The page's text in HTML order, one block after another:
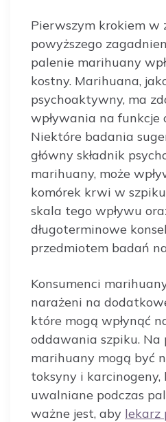
Pierwszym krokiem w
powyższego
palenie marihuany
kostny. Marihuana,
psychoaktywny, ma
wpływania na funkcje
Niektóre badania
główny składnik
marihuany, może
komórek krwi w
skala tego wpływu
długoterminowe
przedmiotem badań
Konsumenci
narażeni na
które mogą wpłynąć
oddawania szpiku. Na
marihuany mogą być
toksyny i karcinogeny,
uwalniane podczas
ważne jest, aby lekarz